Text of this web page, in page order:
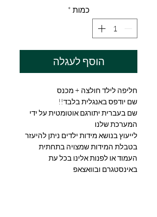
כמות *
הוסף לעגלה
חליפה לילד חולצה + מכנס
שם יודפס באנגלית בלבד!!
שם בעברית יתורגם אוטומטית על ידי
המערכת שלנו
לייעוץ בנושא מידות ילדים ניתן להיעזר
בטבלת המידות שמצויה בתחתית
העמוד או לפנות אלינו בכל עת
באינסטגרם ובוואצאפ